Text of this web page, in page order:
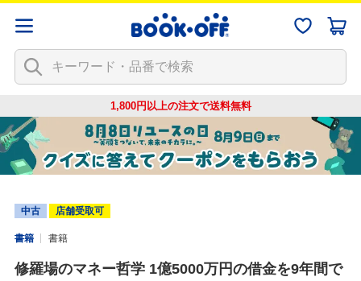
1,800円以上の注文で送料無料
中古 店舗受取可
書籍 書籍
修羅場のマネー哲学 1億5000万円の借金を9年間で